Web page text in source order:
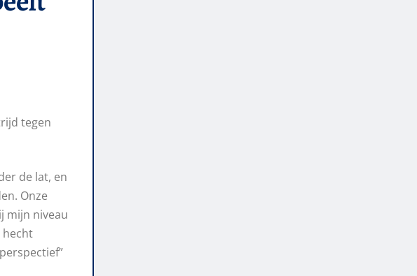
tegen
de lat, en
. Onze
mijn niveau
hecht